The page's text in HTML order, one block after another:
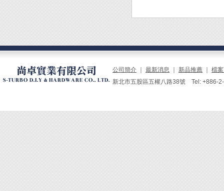
◆ 應用
公司簡介 最新消息 新品推薦
檔
新北市五股區五權八路38號 Tel: